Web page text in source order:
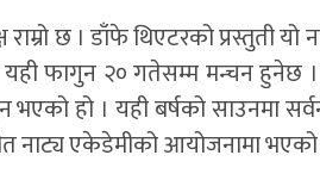
राम्रो छ । डाँफे थिएटरको प्रस्तुती
फागुन २० गतेसम्म मन्चन हुनेछ ।
भएको हो । यही बर्षको साउनमा
एकेडेमीको आयोजनामा भएको